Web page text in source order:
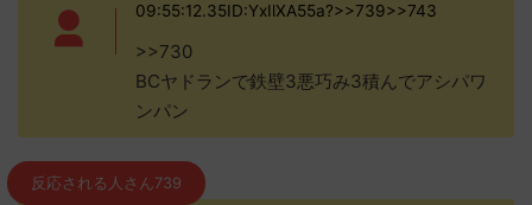
09:55:12.35ID:YxIlXA55a?>>739>>743
>>730
BCヤドランで鉄壁3悪巧み3積んでアシパワ
ンパン
反応される人さん739